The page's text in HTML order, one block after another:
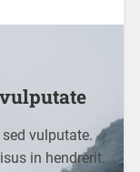
vulputate.
in hendrerit.